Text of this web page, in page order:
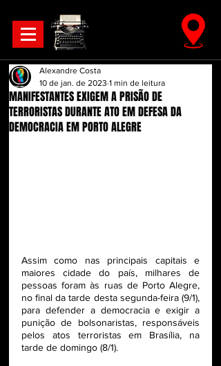
MANIFESTANTES EXIGEM A PRISÃO DE
TERRORISTAS DURANTE ATO EM DEFESA DA
DEMOCRACIA EM PORTO ALEGRE
Alexandre Costa
10 de jan. de 2023 1 min de leitura
Assim como nas principais capitais e
maiores cidade do país, milhares de
pessoas foram às ruas de Porto Alegre,
no final da tarde desta segunda-feira (9/1),
para defender a democracia e exigir a
punição de bolsonaristas, responsáveis
pelos atos terroristas em Brasília, na
tarde de domingo (8/1).